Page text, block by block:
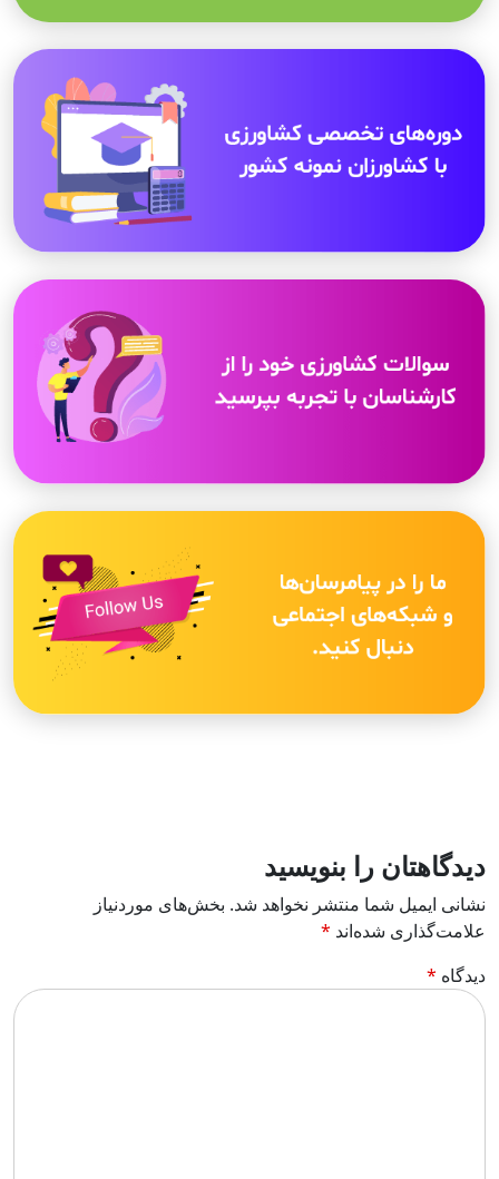
دیدگاهتان را بنویسید
نشانی ایمیل شما منتشر نخواهد شد. بخش‌های موردنیاز
علامت‌گذاری شده‌اند *
دیدگاه *